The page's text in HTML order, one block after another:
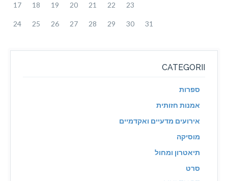
17 18 19 20 21 22 23
24 25 26 27 28 29 30 31
CATEGORII
ספרות
אמנות חזותית
אירועים מדעיים ואקדמיים
מוסיקה
תיאטרון ומחול
סרט